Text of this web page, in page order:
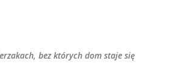
bez których dom staje się